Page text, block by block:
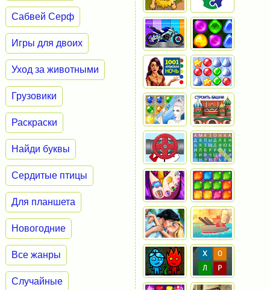
Сабвей Серф
Игры для двоих
Уход за животными
Грузовики
Раскраски
Найди буквы
Сердитые птицы
Для планшета
Новогодние
Все жанры
Случайные